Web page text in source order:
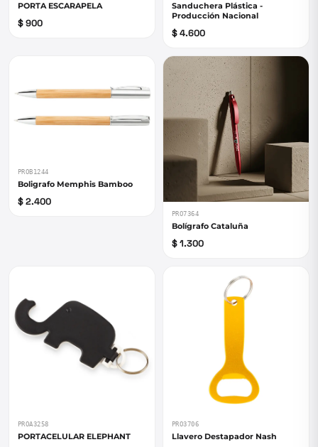
PORTA ESCARAPELA
$ 900
Sanduchera Plástica -
Producción Nacional
$ 4.600
PROB1244
Boligrafo Memphis Bamboo
$ 2.400
PRO7364
Bolígrafo Cataluña
$ 1.300
PROA3258
PORTACELULAR ELEPHANT
PRO3706
Llavero Destapador Nash